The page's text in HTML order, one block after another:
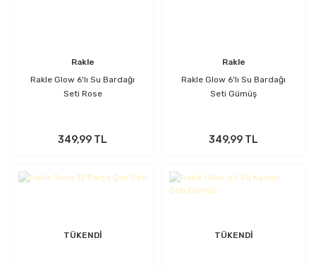
Rakle
Rakle Glow 6'lı Su Bardağı
Seti Rose
349,99 TL
Rakle
Rakle Glow 6'lı Su Bardağı
Seti Gümüş
349,99 TL
TÜKENDİ TÜKENDİ